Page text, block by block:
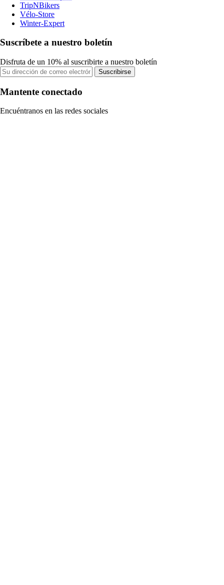
TripNBikers
Vélo-Store
Winter-Expert
Suscríbete a nuestro boletín
Disfruta de un 10% al suscribirte a nuestro boletín
Suscribirse
Mantente conectado
Encuéntranos en las redes sociales